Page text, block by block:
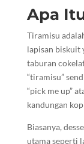
Apa
Tiramisu
lapisan biskuit
taburan
“tiramisu”
“pick me up”
kandungan
Biasanya,
utama seperti